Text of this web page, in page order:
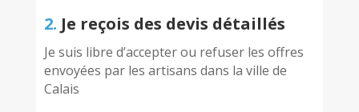
2. Je reçois des devis détaillés
Je suis libre d’accepter ou refuser les offres
envoyées par les artisans dans la ville de
Calais